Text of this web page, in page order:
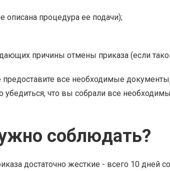
процедура ее подачи);
причины отмены приказа (если
предоставите все необходимые
убедиться, что вы собрали все
соблюдать?
достаточно жесткие - всего 10 дней